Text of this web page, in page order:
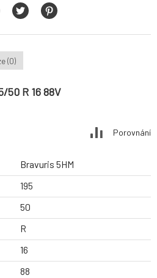
(0)
50 R 16 88V
Porovnání
Bravuris 5HM
195
50
R
16
88